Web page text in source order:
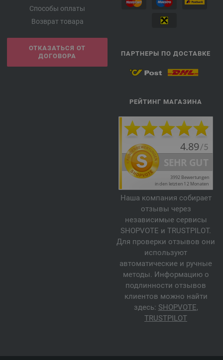
Способы оплаты
Возврат товара
ОТКАЗАТЬСЯ ОТ
ДОГОВОРА
ПАРТНЕРЫ ПО ДОСТАВКЕ
РЕЙТИНГ МАГАЗИНА
Наша компания собирает
отзывы через
независимые сервисы
SHOPVOTE и TRUSTPILOT.
Для проверки отзывов они
используют
автоматические и ручные
методы. Информацию о
подлинности отзывов
клиентов можно найти
здесь: SHOPVOTE,
TRUSTPILOT